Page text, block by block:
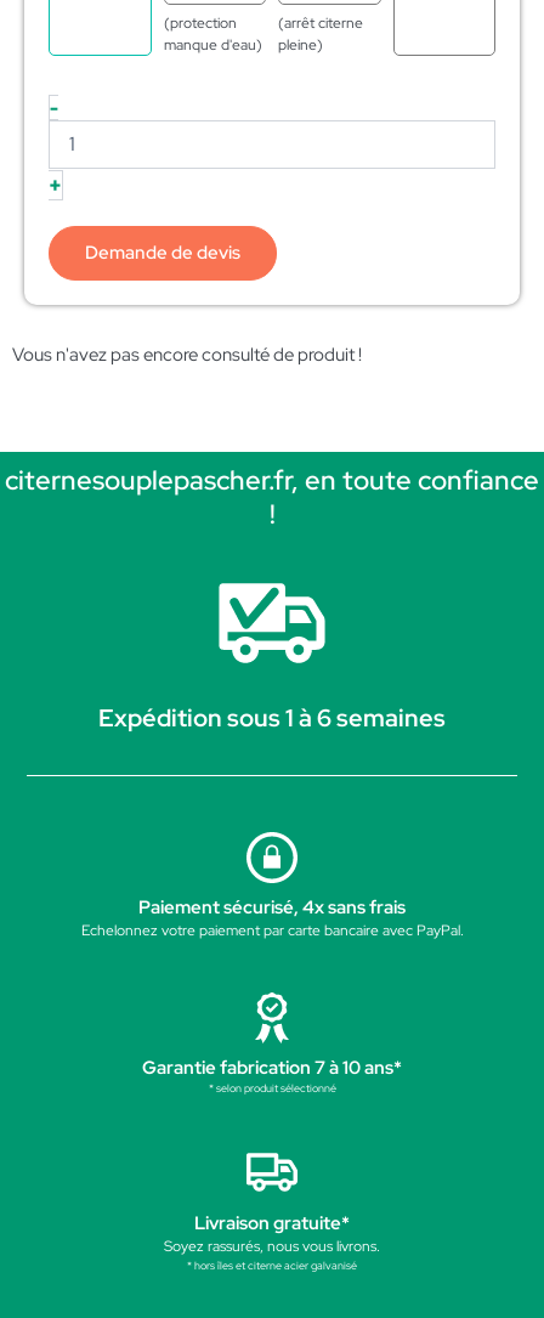
(protection
manque d'eau)
(arrêt citerne
pleine)
-
+
Demande de devis
Vous n'avez pas encore consulté de produit !
citernesouplepascher.fr, en toute confiance
!
Expédition sous 1 à 6 semaines
Paiement sécurisé, 4x sans frais
Echelonnez votre paiement par carte bancaire avec PayPal.
Garantie fabrication 7 à 10 ans*
* selon produit sélectionné
Livraison gratuite*
Soyez rassurés, nous vous livrons.
* hors îles et citerne acier galvanisé